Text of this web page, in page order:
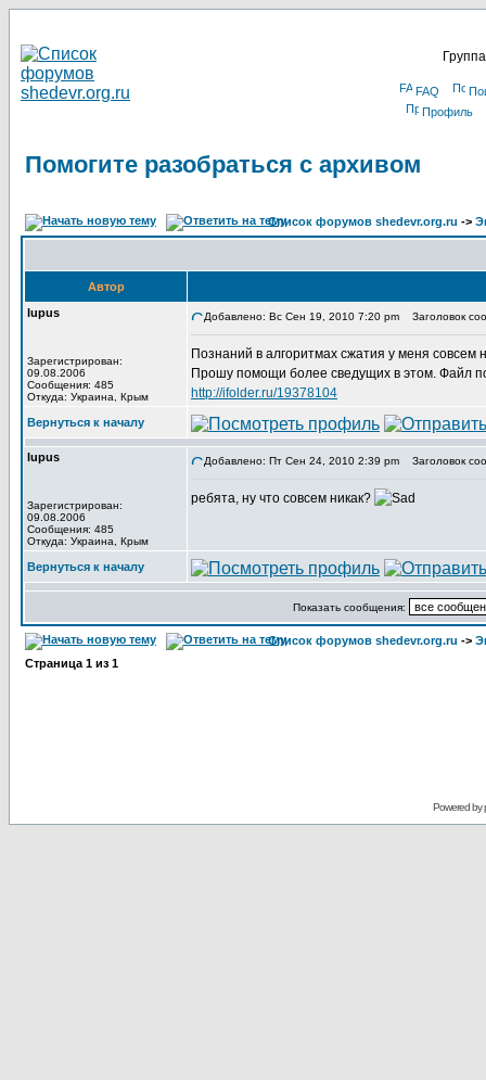
FAQ
Профиль
Помогите разобраться с архивом
Список форумов shedevr.org.ru ->
Автор
lupus
Зарегистрирован:
09.08.2006
Сообщения: 485
Откуда: Украина, Крым
Добавлено: Вс Сен 19, 2010 7:20 pm Заголовок
Познаний в алгоритмах сжатия у меня совсем
Прошу помощи более сведущих в этом. Файл
http://ifolder.ru/19378104
Вернуться к началу
lupus
Зарегистрирован:
09.08.2006
Сообщения: 485
Откуда: Украина, Крым
Добавлено: Пт Сен 24, 2010 2:39 pm Заголовок
ребята, ну что совсем никак?
Вернуться к началу
Показать сообщения:
Список форумов shedevr.org.ru ->
Страница 1 из 1
Powered by